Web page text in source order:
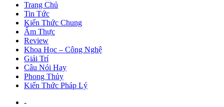
Trang Chủ
Tin Tức
Kiến Thức Chung
Ẩm Thực
Review
Khoa Học – Công Nghệ
Giải Trí
Câu Nói Hay
Phong Thủy
Kiến Thức Pháp Lý
-